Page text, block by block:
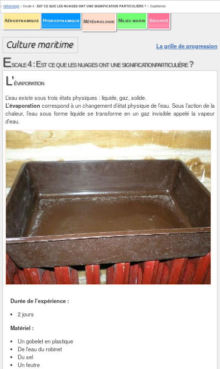
Aérodynamique Hydrodynamique Météorologie Milieu marin Sécurité
> Météorologie > Escale 4 : EST CE QUE LES NUAGES ONT UNE SIGNIFICATION PARTICULIÈRE ? > Expériences
La grille de progression
Escale 4 : Est ce que les nuages ont une significationparticulière ?
L’évaporation
L’eau existe sous trois états physiques : liquide, gaz, solide.
L’évaporation correspond à un changement d’état physique de l’eau. Sous l’action de la
chaleur, l’eau sous forme liquide se transforme en un gaz invisible appelé la vapeur
d’eau.
Durée de l'expérience :
2 jours
Matériel :
Un gobelet en plastique
De l’eau du robinet
Du sel
Un feutre